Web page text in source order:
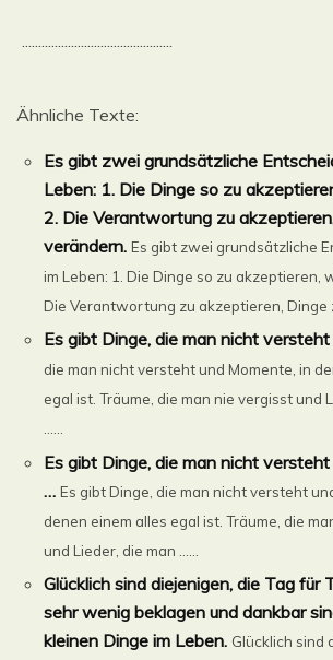
..............................................
Ähnliche Texte:
Es gibt zwei grundsätzliche
Leben: 1. Die Dinge so zu
2. Die Verantwortung zu
verändern. Es gibt zwei grundsätzliche
im Leben: 1. Die Dinge so zu akzeptieren,
Die Verantwortung zu akzeptieren, Dinge
Es gibt Dinge, die man nicht versteht
die man nicht versteht und Momente, in
egal ist. Träume, die man nie vergisst und
......
Es gibt Dinge, die man nicht
… Es gibt Dinge, die man nicht versteht
denen einem alles egal ist. Träume, die
und Lieder, die man ......
Glücklich sind diejenigen, die Tag für
sehr wenig beklagen und dankbar
kleinen Dinge im Leben. Glücklich sind